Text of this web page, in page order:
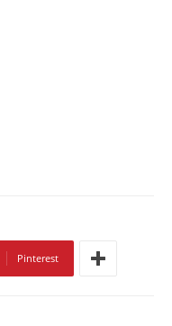
Pinterest